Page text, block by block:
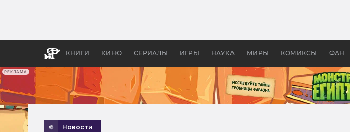
РЕКЛАМА
КНИГИ КИНО СЕРИАЛЫ ИГРЫ НАУКА МИРЫ КОМИКСЫ ФАН
апокалипсис, в России —
Новости